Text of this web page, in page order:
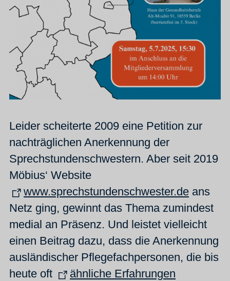
Leider scheiterte 2009 eine Petition zur
nachträglichen Anerkennung der
Sprechstundenschwestern. Aber seit 2019
Möbius‘ Website
www.sprechstundenschwester.de ans
Netz ging, gewinnt das Thema zumindest
medial an Präsenz. Und leistet vielleicht
einen Beitrag dazu, dass die Anerkennung
ausländischer Pflegefachpersonen, die bis
heute oft
ähnliche Erfahrungen